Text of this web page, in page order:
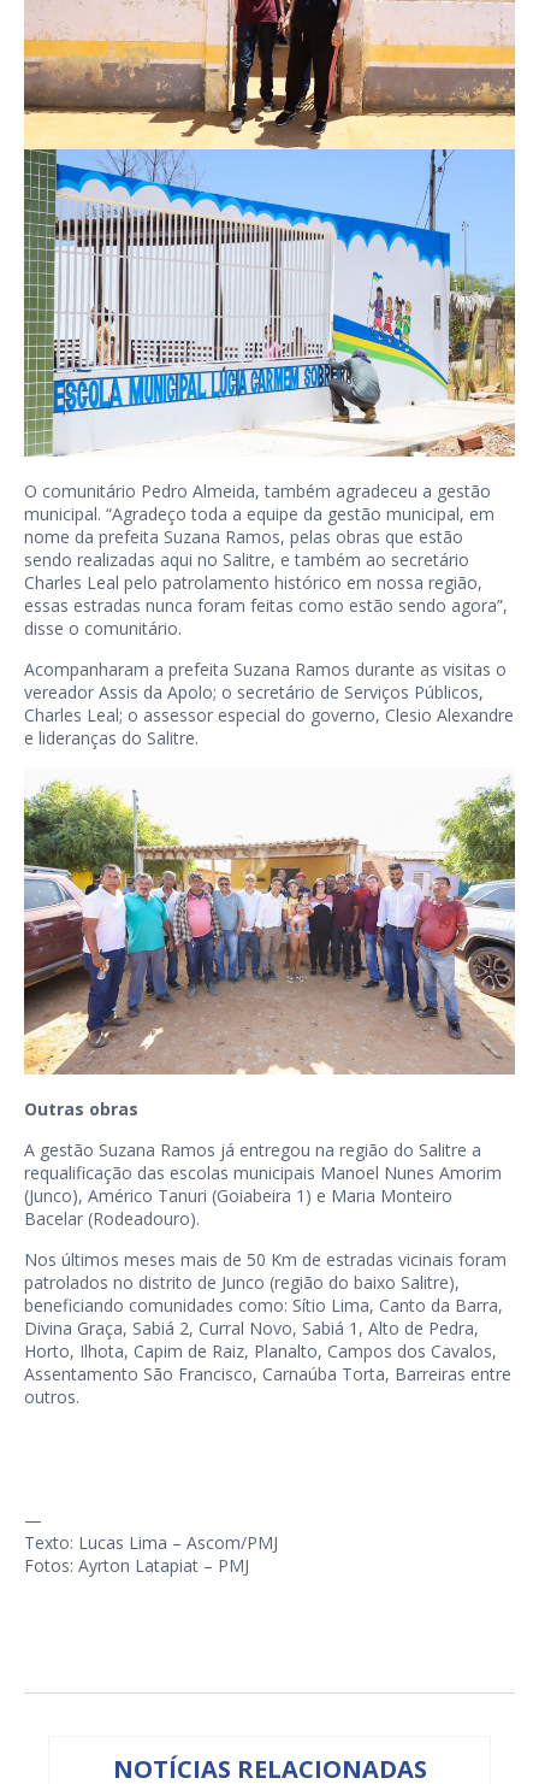
O comunitário Pedro Almeida, também agradeceu a gestão
municipal. “Agradeço toda a equipe da gestão municipal, em
nome da prefeita Suzana Ramos, pelas obras que estão
sendo realizadas aqui no Salitre, e também ao secretário
Charles Leal pelo patrolamento histórico em nossa região,
essas estradas nunca foram feitas como estão sendo agora”,
disse o comunitário.
Acompanharam a prefeita Suzana Ramos durante as visitas o
vereador Assis da Apolo; o secretário de Serviços Públicos,
Charles Leal; o assessor especial do governo, Clesio Alexandre
e lideranças do Salitre.
Outras obras
A gestão Suzana Ramos já entregou na região do Salitre a
requalificação das escolas municipais Manoel Nunes Amorim
(Junco), Américo Tanuri (Goiabeira 1) e Maria Monteiro
Bacelar (Rodeadouro).
Nos últimos meses mais de 50 Km de estradas vicinais foram
patrolados no distrito de Junco (região do baixo Salitre),
beneficiando comunidades como: Sítio Lima, Canto da Barra,
Divina Graça, Sabiá 2, Curral Novo, Sabiá 1, Alto de Pedra,
Horto, Ilhota, Capim de Raiz, Planalto, Campos dos Cavalos,
Assentamento São Francisco, Carnaúba Torta, Barreiras entre
outros.
—
Texto: Lucas Lima – Ascom/PMJ
Fotos: Ayrton Latapiat – PMJ
NOTÍCIAS RELACIONADAS